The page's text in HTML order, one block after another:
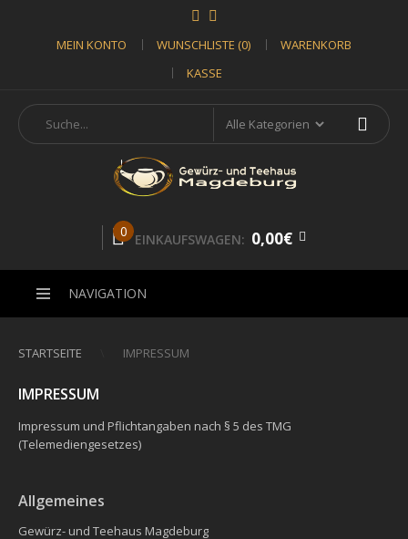
MEIN KONTO WUNSCHLISTE (0)
WARENKORB
KASSE
0 EINKAUFSWAGEN: 0,00€
NAVIGATION
STARTSEITE IMPRESSUM
IMPRESSUM
Impressum und Pflichtangaben nach § 5 des TMG
(Telemediengesetzes)
Allgemeines
Gewürz- und Teehaus Magdeburg